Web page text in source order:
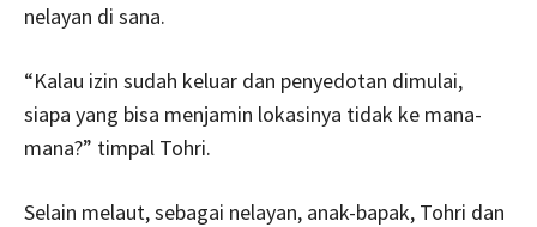
nelayan di sana.
“Kalau izin sudah keluar dan penyedotan dimulai,
siapa yang bisa menjamin lokasinya tidak ke mana-
mana?” timpal Tohri.
Selain melaut, sebagai nelayan, anak-bapak, Tohri dan